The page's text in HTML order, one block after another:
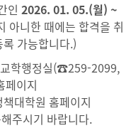
인 2026. 01. 05.(월) ~
아니한 때에는 합격을 취
가능합니다.)
교학행정실(☎259-2099,
페이지
대학원 홈페이지
주시기 바랍니다.